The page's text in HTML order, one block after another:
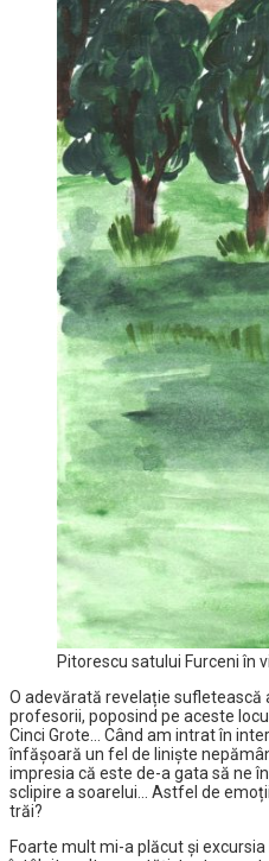
Pitorescu satului Furceni în
O adevărată revelație sufletească
profesorii, poposind pe aceste
Cinci Grote… Când am intrat în
înfășoară un fel de liniște
impresia că este de-a gata să ne
sclipire a soarelui… Astfel de
trăi?
Foarte mult mi-a plăcut și